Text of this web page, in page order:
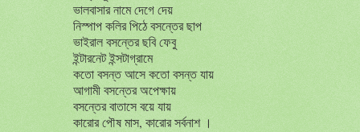
ভালবাসার নামে দেগে দেয়
নিস্পাপ কলির পিঠে বসন্তের ছাপ
ভাইরাল বসন্তের ছবি ফেবু
ইন্টারনেট ইন্সটাগ্রামে
কতো বসন্ত আসে কতো বসন্ত যায়
আগামী বসন্তের অপেক্ষায়
বসন্তের বাতাসে বয়ে যায়
কারোর পৌষ মাস, কারোর সর্বনাশ ।